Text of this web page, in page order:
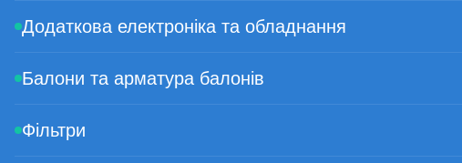
Додаткова електроніка та обладнання
Балони та арматура балонів
Фільтри